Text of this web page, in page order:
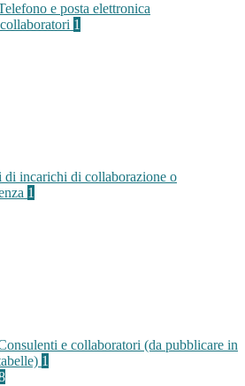
e posta elettronica
1
di incarichi di collaborazione o
1
e collaboratori (da pubblicare in
1